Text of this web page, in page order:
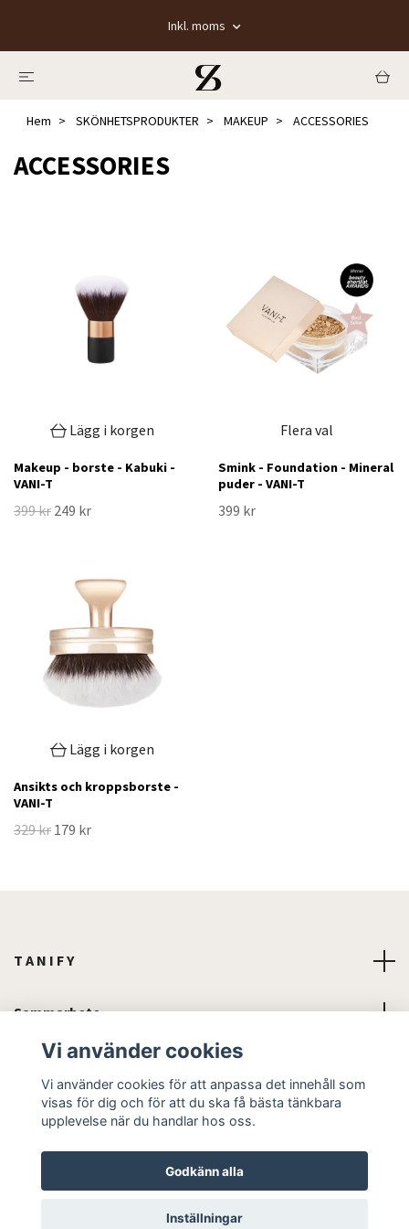
Inkl. moms
Hem SKÖNHETSPRODUKTER MAKEUP ACCESSORIES
ACCESSORIES
Lägg i korgen
Makeup - borste - Kabuki -
VANI-T
399 kr 249 kr
Flera val
Smink - Foundation - Mineral
puder - VANI-T
399 kr
Lägg i korgen
Ansikts och kroppsborste -
VANI-T
329 kr 179 kr
T A N I F Y
Sammarbete
Sociala medier
© 2026 Stockholm Beauty
Vi använder cookies
Vi använder cookies för att anpassa det innehåll som
visas för dig och för att du ska få bästa tänkbara
upplevelse när du handlar hos oss.
Godkänn alla
Inställningar